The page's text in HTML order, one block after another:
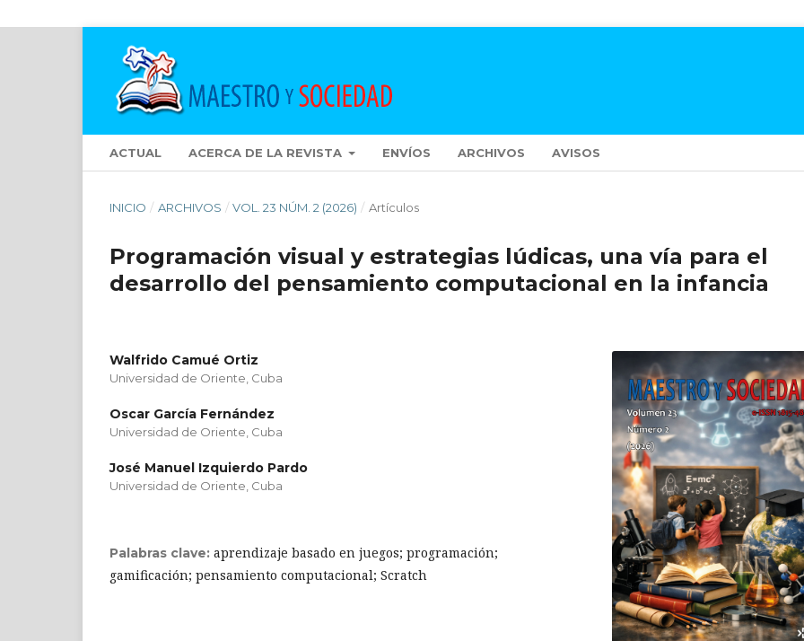
ACTUAL ACERCA DE LA REVISTA ENVÍOS ARCHIVOS AVISOS
INICIO / ARCHIVOS / VOL. 23 NÚM. 2 (2026) / Artículos
Programación visual y estrategias lúdicas, una vía para el
desarrollo del pensamiento computacional en la infancia
Walfrido Camué Ortiz
Universidad de Oriente, Cuba
Oscar García Fernández
Universidad de Oriente, Cuba
José Manuel Izquierdo Pardo
Universidad de Oriente, Cuba
Palabras clave: aprendizaje basado en juegos; programación;
gamificación; pensamiento computacional; Scratch